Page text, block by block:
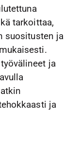
tarkoittaa,
suositusten ja
ja
ja